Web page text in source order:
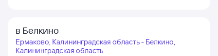
в Белкино
Ермаково, Калининградская область - Белкино,
Калининградская область